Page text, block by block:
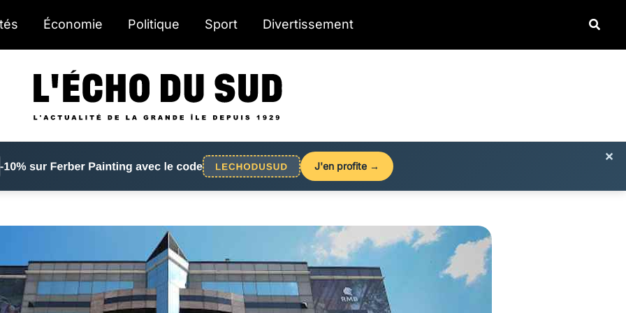
Économie Politique Sport Divertissement
×
J'en profite →